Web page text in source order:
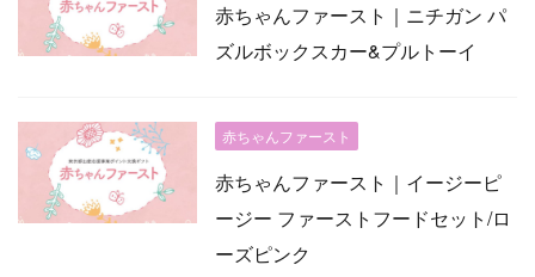
赤ちゃんファースト｜ニチガン パ
ズルボックスカー&プルトーイ
赤ちゃんファースト
赤ちゃんファースト｜イージーピ
ージー ファーストフードセット/ロ
ーズピンク